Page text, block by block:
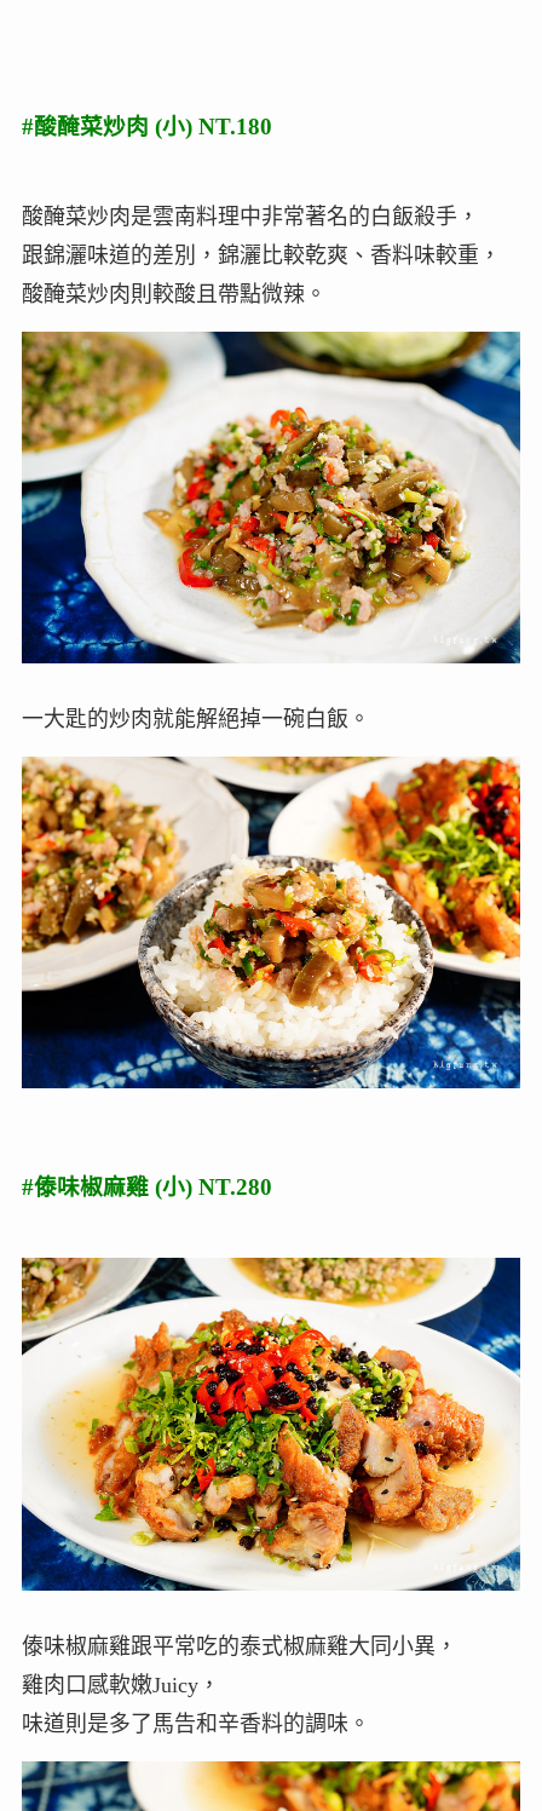
#酸醃菜炒肉 (小) NT.180
酸醃菜炒肉是雲南料理中非常著名的白飯殺手，
跟錦灑味道的差別，錦灑比較乾爽、香料味較重，
酸醃菜炒肉則較酸且帶點微辣。
一大匙的炒肉就能解絕掉一碗白飯。
#傣味椒麻雞 (小) NT.280
傣味椒麻雞跟平常吃的泰式椒麻雞大同小異，
雞肉口感軟嫩Juicy，
味道則是多了馬告和辛香料的調味。